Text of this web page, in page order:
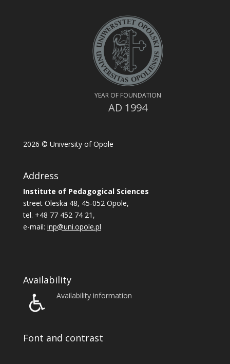
YEAR OF FOUNDATION
AD 1994
2026 © University of Opole
Address
Institute of Pedagogical Sciences
street Oleska 48, 45-052 Opole,
tel. +48 77 452 74 21,
e-mail: inp@uni.opole.pl
Availability
Availability information
Font and contrast